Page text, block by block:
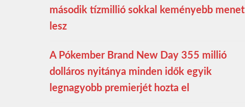
második tízmillió sokkal keményebb menet
lesz
A Pókember Brand New Day 355 millió
dolláros nyitánya minden idők egyik
legnagyobb premierjét hozta el